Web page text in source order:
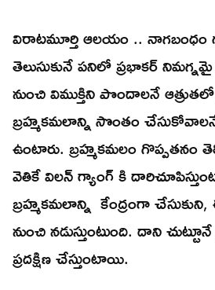
విరాటమూర్తి ఆలయం .. నాగబంధం
తెలుసుకునే పనిలో ప్రభాకర్
నుంచి విముక్తిని పొందాలనే
బ్రహ్మకమలాన్ని సొంతం
ఉంటారు. బ్రహ్మకమలం
వెతికే విలన్ గ్యాంగ్ కి
బ్రహ్మకమలాన్ని కేంద్రంగా
నుంచి నడుస్తుంటుంది. దాని
ప్రదక్షిణ చేస్తుంటాయి.